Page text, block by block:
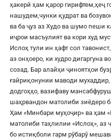
ҳакерӣ ҳам қарор гирифтем,ҳеҷ
нашудем,чунки қудрат ва
ва ба ҷуз аз Худо ва шумо пеши
иҷрои масъулият ва кори худ
Ислоҳ тули ин ҳафт сол
аз онҳоеро, ки худро дигаргуна
созад. Бар алайҳи ҷиноятҳои
ғайриқонунии маводи
додгоҳҳо, вазифаву
шаҳрвандон матолиби зиёдеро
Ҳам «Минбари муҳоҷир» ва ҳам
матолиби таҳлилии «Ислоҳ», аз
бо истиқболи гарм рӯбарӯ